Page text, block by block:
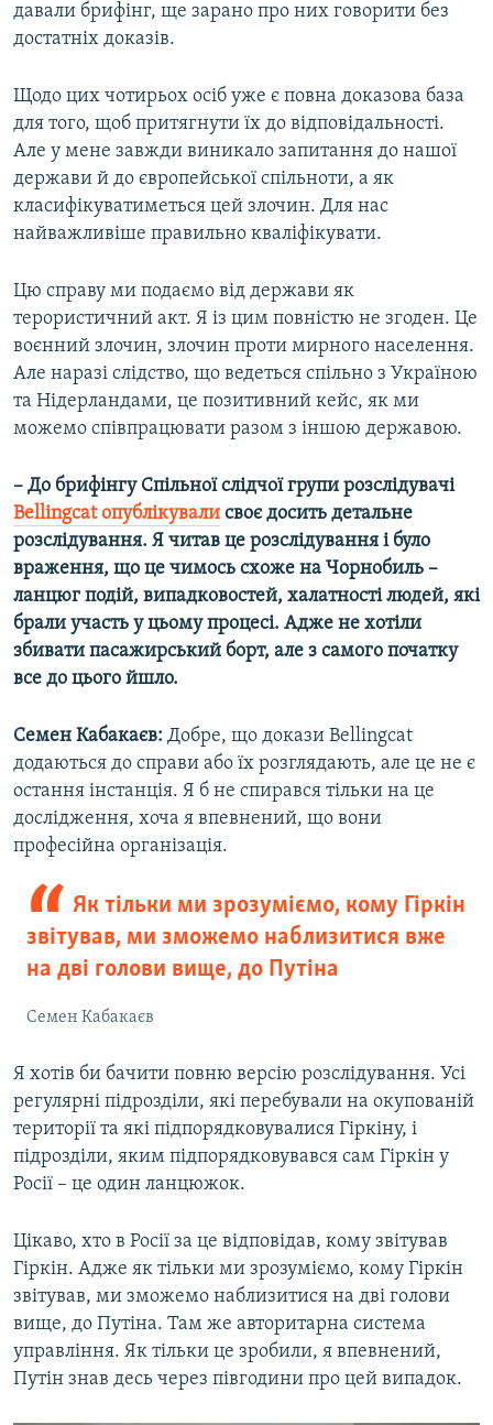
давали брифінг, ще зарано про них говорити без
достатніх доказів.
Щодо цих чотирьох осіб уже є повна доказова база
для того, щоб притягнути їх до відповідальності.
Але у мене завжди виникало запитання до нашої
держави й до європейської спільноти, а як
класифікуватиметься цей злочин. Для нас
найважливіше правильно кваліфікувати.
Цю справу ми подаємо від держави як
терористичний акт. Я із цим повністю не згоден. Це
воєнний злочин, злочин проти мирного населення.
Але наразі слідство, що ведеться спільно з Україною
та Нідерландами, це позитивний кейс, як ми
можемо співпрацювати разом з іншою державою.
– До брифінгу Спільної слідчої групи розслідувачі
Bellingcat опублікували своє досить детальне
розслідування. Я читав це розслідування і було
враження, що це чимось схоже на Чорнобиль –
ланцюг подій, випадковостей, халатності людей, які
брали участь у цьому процесі. Адже не хотіли
збивати пасажирський борт, але з самого початку
все до цього йшло.
Семен Кабакаєв: Добре, що докази Bellingcat
додаються до справи або їх розглядають, але це не є
остання інстанція. Я б не спирався тільки на це
дослідження, хоча я впевнений, що вони
професійна організація.
Як тільки ми зрозуміємо, кому Гіркін
звітував, ми зможемо наблизитися вже
на дві голови вище, до Путіна
Семен Кабакаєв
Я хотів би бачити повню версію розслідування. Усі
регулярні підрозділи, які перебували на окупованій
території та які підпорядковувалися Гіркіну, і
підрозділи, яким підпорядковувався сам Гіркін у
Росії – це один ланцюжок.
Цікаво, хто в Росії за це відповідав, кому звітував
Гіркін. Адже як тільки ми зрозуміємо, кому Гіркін
звітував, ми зможемо наблизитися на дві голови
вище, до Путіна. Там же авторитарна система
управління. Як тільки це зробили, я впевнений,
Путін знав десь через півгодини про цей випадок.